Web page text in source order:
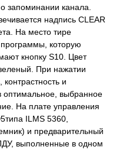
запоминании канала.
надпись CLEAR
На место тире
которую
кнопку S10. Цвет
При нажатии
контрастность и
оптимальное, выбранное
На плате управления
ILMS 5360,
и предварительный
выполненные в одном